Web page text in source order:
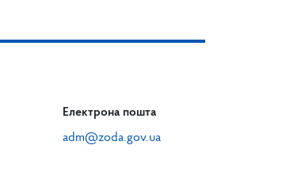
Електрона пошта
adm@zoda.gov.ua